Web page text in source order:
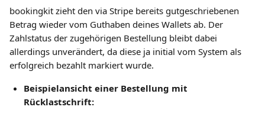
bookingkit zieht den via Stripe bereits gutgeschriebenen
Betrag wieder vom Guthaben deines Wallets ab. Der
Zahlstatus der zugehörigen Bestellung bleibt dabei
allerdings unverändert, da diese ja initial vom System als
erfolgreich bezahlt markiert wurde.
Beispielansicht einer Bestellung mit
Rücklastschrift: